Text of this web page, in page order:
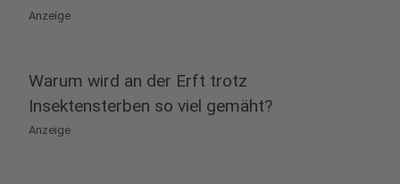
Anzeige
Warum wird an der Erft trotz
Insektensterben so viel gemäht?
Anzeige